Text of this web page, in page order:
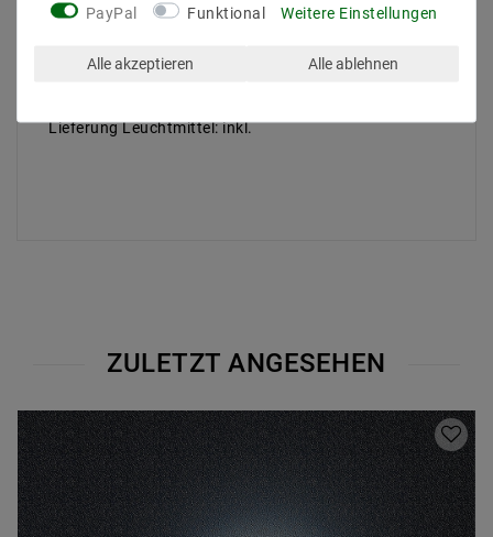
Fassung: LED
Schutzart: IP54
Lieferung Leuchtmittel: inkl.
ZULETZT ANGESEHEN
PayPal Funktional Weitere Einstellungen
Alle akzeptieren Alle ablehnen